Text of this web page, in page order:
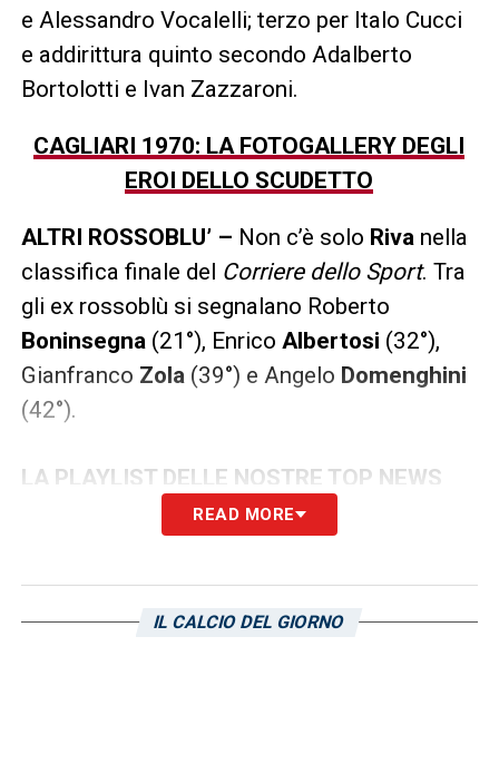
e Alessandro Vocalelli; terzo per Italo Cucci
e addirittura quinto secondo Adalberto
Bortolotti e Ivan Zazzaroni.
CAGLIARI 1970: LA FOTOGALLERY DEGLI
EROI DELLO SCUDETTO
ALTRI ROSSOBLU’ – Non c’è solo Riva nella
classifica finale del Corriere dello Sport. Tra
gli ex rossoblù si segnalano Roberto
Boninsegna (21°), Enrico Albertosi (32°),
Gianfranco Zola (39°) e Angelo Domenghini
(42°).
LA PLAYLIST DELLE NOSTRE TOP NEWS
READ MORE
IL CALCIO DEL GIORNO